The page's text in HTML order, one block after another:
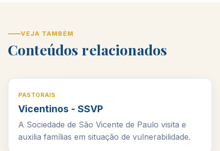
VEJA TAMBÉM
Conteúdos relacionados
PASTORAIS
Vicentinos - SSVP
A Sociedade de São Vicente de Paulo visita e
auxilia famílias em situação de vulnerabilidade.